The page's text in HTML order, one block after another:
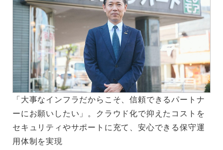
「大事なインフラだからこそ、信頼できるパートナ
ーにお願いしたい」。クラウド化で抑えたコストを
セキュリティやサポートに充て、安心できる保守運
用体制を実現